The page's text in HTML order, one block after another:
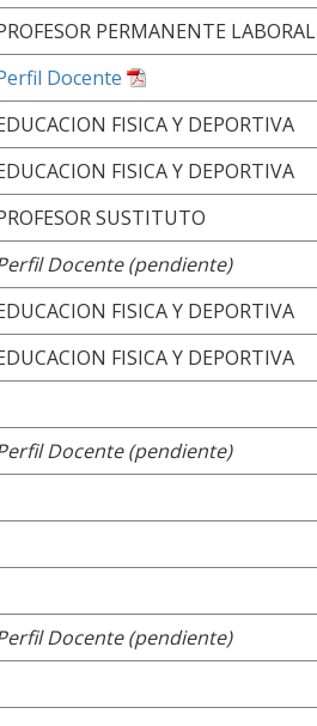
PERMANENTE LABORAL
Docente
FISICA Y DEPORTIVA
FISICA Y DEPORTIVA
SUSTITUTO
Docente (pendiente)
FISICA Y DEPORTIVA
FISICA Y DEPORTIVA
Docente (pendiente)
Docente (pendiente)